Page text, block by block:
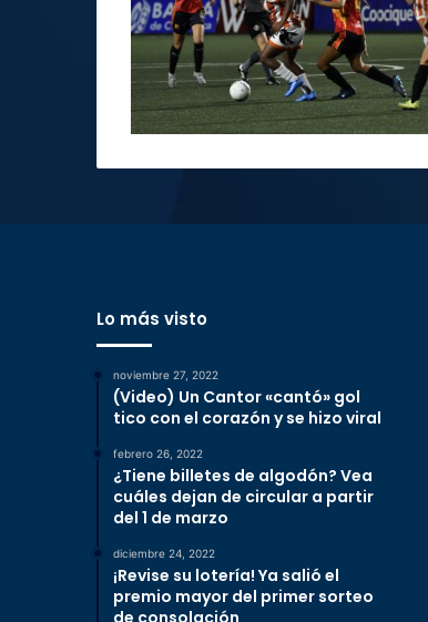
Lo más visto
noviembre 27, 2022
(Video) Un Cantor «cantó» gol
tico con el corazón y se hizo viral
febrero 26, 2022
¿Tiene billetes de algodón? Vea
cuáles dejan de circular a partir
del 1 de marzo
diciembre 24, 2022
¡Revise su lotería! Ya salió el
premio mayor del primer sorteo